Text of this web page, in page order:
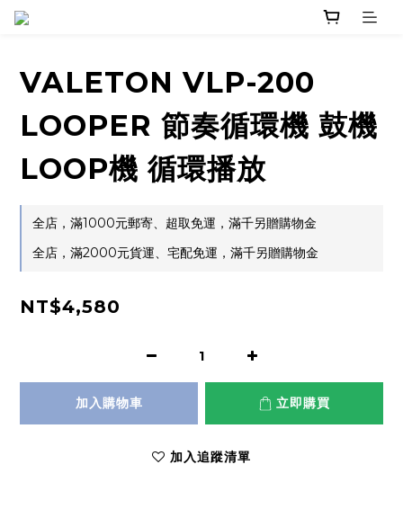
VALETON VLP-200
LOOPER 節奏循環機 鼓機
LOOP機 循環播放
全店，滿1000元郵寄、超取免運，滿千另贈購物金
全店，滿2000元貨運、宅配免運，滿千另贈購物金
NT$4,580
加入購物車 立即購買
加入追蹤清單